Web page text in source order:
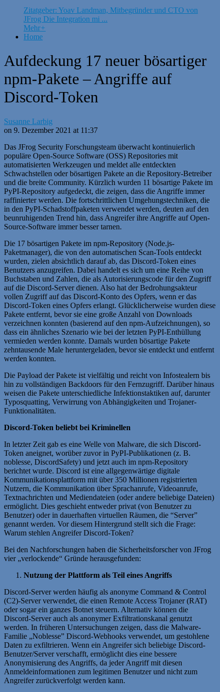
Zitatgeber: Yoav Landman, Mitbegründer und CTO von
JFrog Die Integration mi ...
Mehr+
Home
Aufdeckung 17 neuer bösartiger
npm-Pakete – Angriffe auf
Discord-Token
Susanne Larbig
on 9. Dezember 2021 at 11:37
Das JFrog Security Forschungsteam überwacht kontinuierlich
populäre Open-Source Software (OSS) Repositories mit
automatisierten Werkzeugen und meldet alle entdeckten
Schwachstellen oder bösartigen Pakete an die Repository-Betreiber
und die breite Community. Kürzlich wurden 11 bösartige Pakete im
PyPI-Repository aufgedeckt, die zeigen, dass die Angriffe immer
raffinierter werden. Die fortschrittlichen Umgehungstechniken, die
in den PyPI-Schadstoffpaketen verwendet werden, deuten auf den
beunruhigenden Trend hin, dass Angreifer ihre Angriffe auf Open-
Source-Software immer besser tarnen.
Die 17 bösartigen Pakete im npm-Repository (Node.js-
Paketmanager), die von den automatischen Scan-Tools entdeckt
wurden, zielen absichtlich darauf ab, das Discord-Token eines
Benutzers anzugreifen. Dabei handelt es sich um eine Reihe von
Buchstaben und Zahlen, die als Autorisierungscode für den Zugriff
auf die Discord-Server dienen. Also hat der Bedrohungsakteur
vollen Zugriff auf das Discord-Konto des Opfers, wenn er das
Discord-Token eines Opfers erlangt. Glücklicherweise wurden diese
Pakete entfernt, bevor sie eine große Anzahl von Downloads
verzeichnen konnten (basierend auf den npm-Aufzeichnungen), so
dass ein ähnliches Szenario wie bei der letzten PyPI-Enthüllung
vermieden werden konnte. Damals wurden bösartige Pakete
zehntausende Male heruntergeladen, bevor sie entdeckt und entfernt
werden konnten.
Die Payload der Pakete ist vielfältig und reicht von Infostealern bis
hin zu vollständigen Backdoors für den Fernzugriff. Darüber hinaus
weisen die Pakete unterschiedliche Infektionstaktiken auf, darunter
Typosquatting, Verwirrung von Abhängigkeiten und Trojaner-
Funktionalitäten.
Discord-Token beliebt bei Kriminellen
In letzter Zeit gab es eine Welle von Malware, die sich Discord-
Token aneignet, worüber zuvor in PyPI-Publikationen (z. B.
noblesse, DiscordSafety) und jetzt auch im npm-Repository
berichtet wurde. Discord ist eine allgegenwärtige digitale
Kommunikationsplattform mit über 350 Millionen registrierten
Nutzern, die Kommunikation über Sprachanrufe, Videoanrufe,
Textnachrichten und Mediendateien (oder andere beliebige Dateien)
ermöglicht. Dies geschieht entweder privat (von Benutzer zu
Benutzer) oder in dauerhaften virtuellen Räumen, die “Server”
genannt werden. Vor diesem Hintergrund stellt sich die Frage:
Warum stehlen Angreifer Discord-Token?
Bei den Nachforschungen haben die Sicherheitsforscher von JFrog
vier „verlockende“ Gründe herausgefunden:
Nutzung der Plattform als Teil eines Angriffs
Discord-Server werden häufig als anonyme Command & Control
(C2)-Server verwendet, die einen Remote Access Trojaner (RAT)
oder sogar ein ganzes Botnet steuern. Alternativ können die
Discord-Server auch als anonymer Exfiltrationskanal genutzt
werden. In früheren Untersuchungen zeigen, dass die Malware-
Familie „Noblesse” Discord-Webhooks verwendet, um gestohlene
Daten zu exfiltrieren. Wenn ein Angreifer sich beliebige Discord-
Benutzer/Server verschafft, ermöglicht dies eine bessere
Anonymisierung des Angriffs, da jeder Angriff mit diesen
Anmeldeinformationen zum legitimen Benutzer und nicht zum
Angreifer zurückverfolgt werden kann.